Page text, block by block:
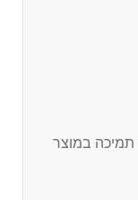
תמיכה במוצר